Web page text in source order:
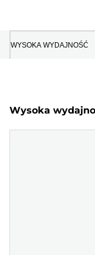
WYSOKA WYDAJNOŚĆ
Wysoka